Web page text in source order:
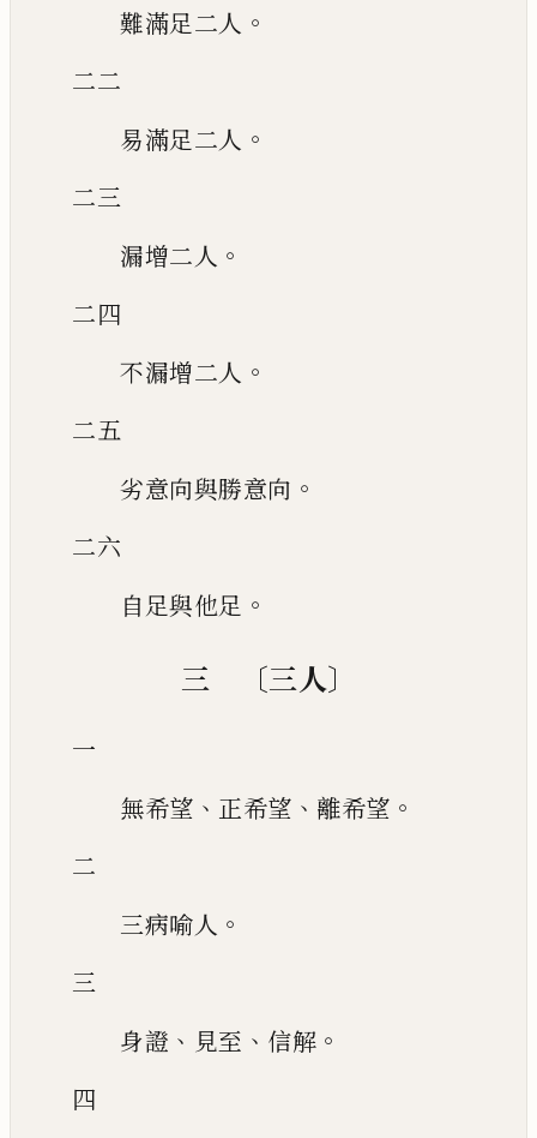
難滿足二人 。
二二
易滿足二人 。
二三
漏增二人 。
二四
不漏增二人 。
二五
劣意向與勝意向 。
二六
自足與他足 。
三 〔三人〕
一
無希望 、 正希望 、 離希望 。
二
三病喻人 。
三
身證 、 見至 、 信解 。
四